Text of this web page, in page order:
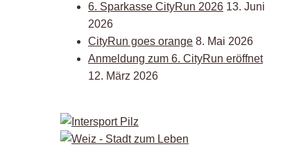
6. Sparkasse CityRun 2026 13. Juni
2026
CityRun goes orange 8. Mai 2026
Anmeldung zum 6. CityRun eröffnet
12. März 2026